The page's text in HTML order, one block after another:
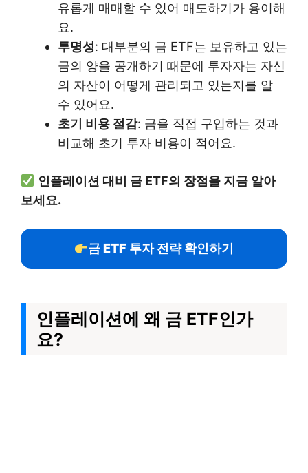
유롭게 매매할 수 있어 매도하기가 용이해
요.
투명성: 대부분의 금 ETF는 보유하고 있는
금의 양을 공개하기 때문에 투자자는 자신
의 자산이 어떻게 관리되고 있는지를 알
수 있어요.
초기 비용 절감: 금을 직접 구입하는 것과
비교해 초기 투자 비용이 적어요.
인플레이션 대비 금 ETF의 장점을 지금 알아
보세요.
금 ETF 투자 전략 확인하기
인플레이션에 왜 금 ETF인가
요?